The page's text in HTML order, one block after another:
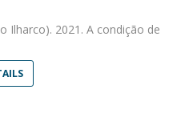
Ilharco). 2021. A condição de